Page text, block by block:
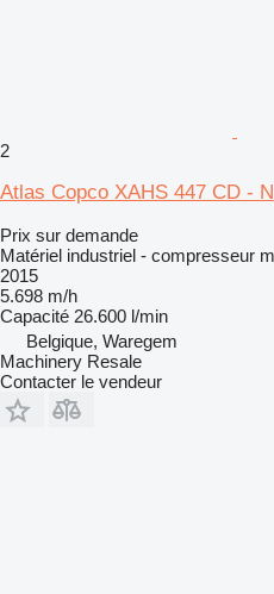
2
Atlas Copco XAHS 447 CD - N
Prix sur demande
Matériel industriel - compresseur
2015
5.698 m/h
Capacité 26.600 l/min
Belgique, Waregem
Machinery Resale
Contacter le vendeur